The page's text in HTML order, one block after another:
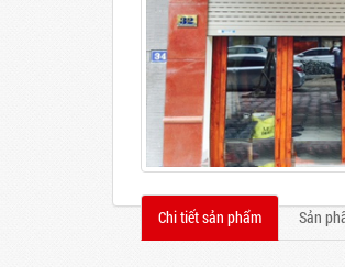
Chi tiết sản phẩm Sản